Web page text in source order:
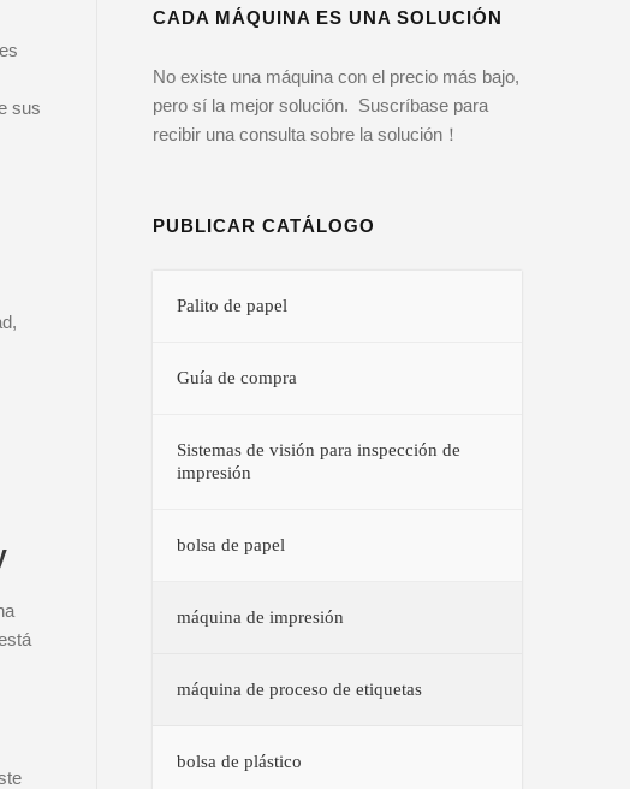
sus
CADA MÁQUINA ES UNA SOLUCIÓN
No existe una máquina con el precio más bajo,
pero sí la mejor solución. Suscríbase para
recibir una consulta sobre la solución！
PUBLICAR CATÁLOGO
Palito de papel
Guía de compra
Sistemas de visión para inspección de
impresión
bolsa de papel
máquina de impresión
máquina de proceso de etiquetas
bolsa de plástico